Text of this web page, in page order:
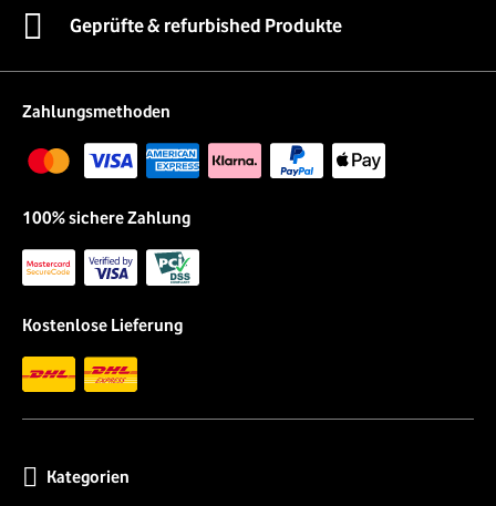
Geprüfte & refurbished Produkte
Zahlungsmethoden
100% sichere Zahlung
Kostenlose Lieferung
Kategorien